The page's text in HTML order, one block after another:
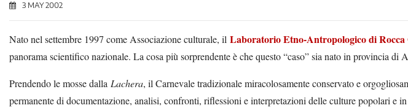
3 MAY 2002
Nato nel settembre 1997 come Associazione culturale, il Laboratorio Etno-Antropologico di
panorama scientifico nazionale. La cosa più sorprendente è che questo “caso” sia nato in provincia
Prendendo le mosse dalla Lachera, il Carnevale tradizionale miracolosamente conservato e
permanente di documentazione, analisi, confronti, riflessioni e interpretazioni delle culture popolari e